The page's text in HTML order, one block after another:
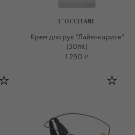
L`OCCITANE
Крем для рук "Лайм-карите"
(30ml)
1 290 ₽